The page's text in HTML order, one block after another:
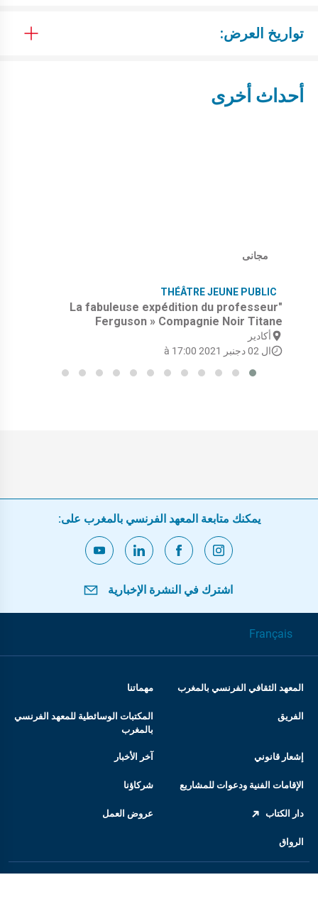
تواريخ العرض:
أحداث أخرى
مجانى
THÉÂTRE JEUNE PUBLIC
"La fabuleuse expédition du professeur
Ferguson » Compagnie Noir Titane
أكادير
ال 02 دجنبر 2021 à 17:00
يمكنك متابعة المعهد الفرنسي بالمغرب على:
اشترك في النشرة الإخبارية
Français
المعهد الثقافي الفرنسي بالمغرب مهماتنا
الفريق
المكتبات الوسائطية للمعهد الفرنسي
بالمغرب
إشعار قانوني آخر الأخبار
الإقامات الفنية ودعوات للمشاريع شركاؤنا
دار الكتاب عروض العمل
الرواق